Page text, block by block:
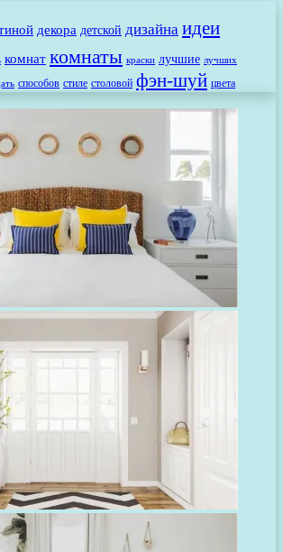
декора детской дизайна идеи
комнат комнаты краски лучшие лучших
способов стиле столовой фэн-шуй цвета